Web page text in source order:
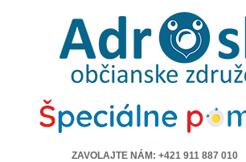
ADROSKO
OBČIANSKE
ZAVOLAJTE NÁM: +421 911 887 010